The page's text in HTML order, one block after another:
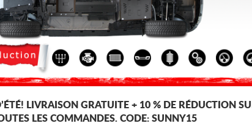
5.00 out of5stars based on
Code d'article: 30.220
180 €
147€
LIVRAISON GRATUITE + 10 % DE RÉDUCTION
LES COMMANDES. CODE: SUNNY15